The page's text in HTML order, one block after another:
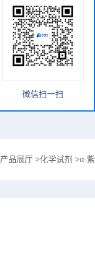
产品展厅 >化学试剂 >α-
微信扫一扫